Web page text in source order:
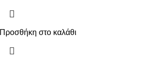
Προσθήκη στο καλάθι